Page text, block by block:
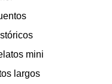
mini
largos